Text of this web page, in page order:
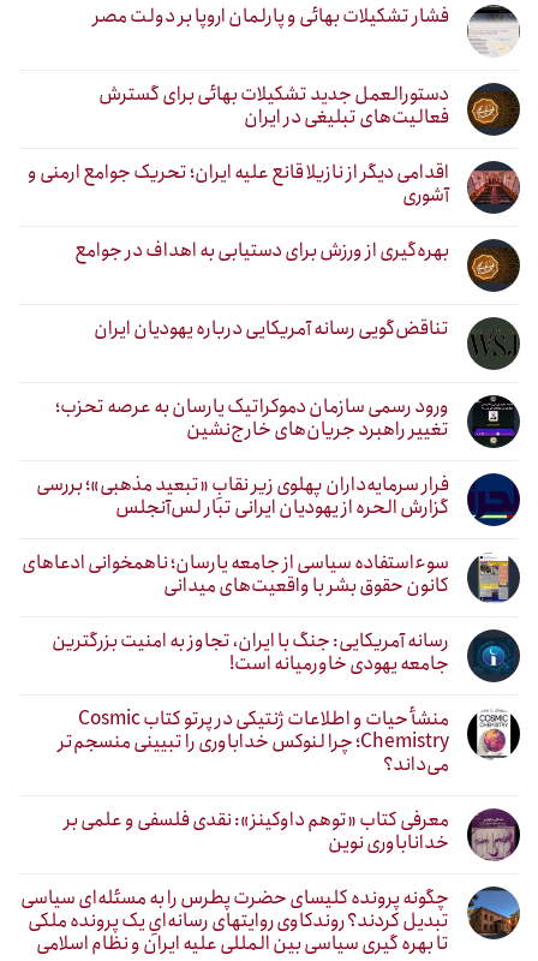
فشار تشکیلات بهائی و پارلمان اروپا بر دولت مصر
دستورالعمل جدید تشکیلات بهائی برای گسترش
فعالیت‌های تبلیغی در ایران
اقدامی دیگر از نازیلا قانع علیه ایران؛ تحریک جوامع ارمنی و
آشوری
بهره‌گیری از ورزش برای دستیابی به اهداف در جوامع
تناقض‌گویی رسانه آمریکایی درباره یهودیان ایران
ورود رسمی سازمان دموکراتیک یارسان به عرصه تحزب؛
تغییر راهبرد جریان‌های خارج‌نشین
فرار سرمایه‌داران پهلوی زیر نقابِ «تبعید مذهبی»؛ بررسی
گزارش الحره از یهودیان ایرانی تبار لس‌آنجلس
سوءاستفاده سیاسی از جامعه یارسان؛ ناهمخوانی ادعاهای
کانون حقوق بشر با واقعیت‌های میدانی
رسانه آمریکایی: جنگ با ایران، تجاوز به امنیت بزرگترین
جامعه یهودی خاورمیانه است!
منشأ حیات و اطلاعات ژنتیکی در پرتو کتاب Cosmic
Chemistry؛ چرا لنوکس خداباوری را تبیینی منسجم‌تر
می‌داند؟
معرفی کتاب «توهم داوکینز»: نقدی فلسفی و علمی بر
خداناباوری نوین
چگونه پرونده کلیسای حضرت پطرس را به مسئله‌ای سیاسی
تبدیل کردند؟ روندکاوی روایتهای رسانه‌ایِ یک پرونده ملکی
تا بهره گیری سیاسی بین المللی علیه ایران و نظام اسلامی